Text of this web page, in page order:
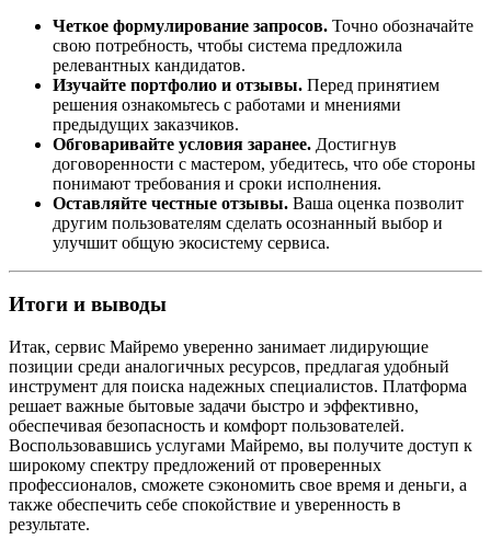
Четкое формулирование запросов. Точно обозначайте
свою потребность, чтобы система предложила
релевантных кандидатов.
Изучайте портфолио и отзывы. Перед принятием
решения ознакомьтесь с работами и мнениями
предыдущих заказчиков.
Обговаривайте условия заранее. Достигнув
договоренности с мастером, убедитесь, что обе стороны
понимают требования и сроки исполнения.
Оставляйте честные отзывы. Ваша оценка позволит
другим пользователям сделать осознанный выбор и
улучшит общую экосистему сервиса.
Итоги и выводы
Итак, сервис Майремо уверенно занимает лидирующие
позиции среди аналогичных ресурсов, предлагая удобный
инструмент для поиска надежных специалистов. Платформа
решает важные бытовые задачи быстро и эффективно,
обеспечивая безопасность и комфорт пользователей.
Воспользовавшись услугами Майремо, вы получите доступ к
широкому спектру предложений от проверенных
профессионалов, сможете сэкономить свое время и деньги, а
также обеспечить себе спокойствие и уверенность в
результате.